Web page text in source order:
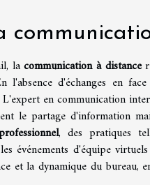
lacommunication à distance
l'absence d'échanges en
en communication
le partage d'information
, des pratiques
événements d'équipe
et la dynamique du